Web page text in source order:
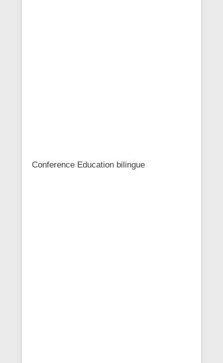
Conference Education bilingue